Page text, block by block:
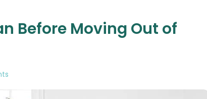
Before Moving Out of